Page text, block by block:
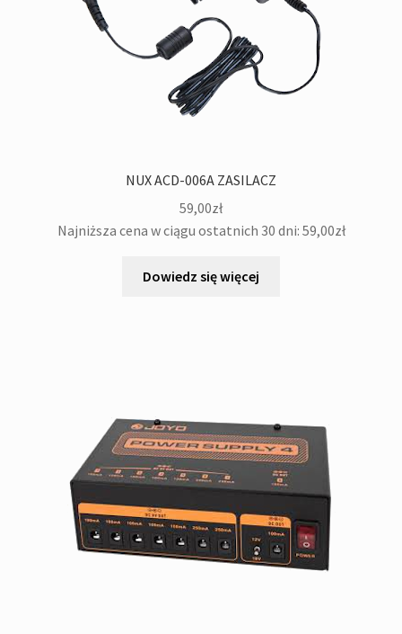
NUX ACD-006A ZASILACZ
59,00zł
Najniższa cena w ciągu ostatnich 30 dni: 59,00zł
Dowiedz się więcej